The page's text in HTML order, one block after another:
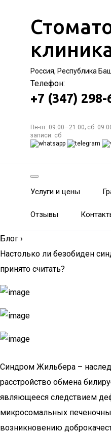
Россия, Республика
Телефон:
+7 (347) 298-
Пн-пт: 09:00—21:00; сб:
записи: сб
Услуги и цены
Отзывы
Блог ›
Настолько ли безобиден
принято считать?
Синдром Жильбера –
расстройство обмена
являющееся следствием
микросомальных
возникновению